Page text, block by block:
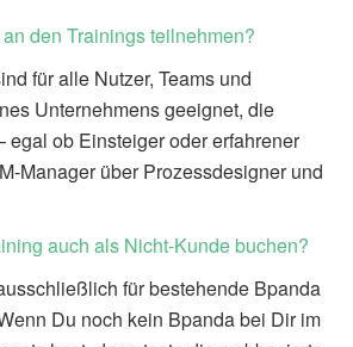
den Trainings teilnehmen?
für alle Nutzer, Teams und
Unternehmens geeignet, die
egal ob Einsteiger oder erfahrener
Manager über Prozessdesigner und
auch als Nicht-Kunde buchen?
für bestehende Bpanda
Du noch kein Bpandabei Dir im